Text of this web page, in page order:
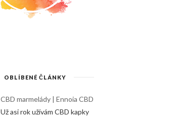
OBLÍBENÉ ČLÁNKY
CBD marmelády | Ennoia CBD
Už asi rok užívám CBD kapky